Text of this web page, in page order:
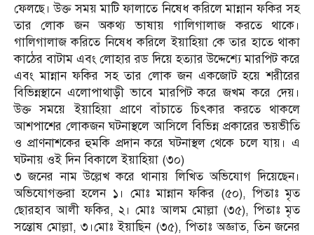
ফেলছে। উক্ত সময় মাটি ফালাতে নিষেধ করিলে মান্নান ফকির সহ
তার লোক জন অকথ্য ভাষায় গালিগালাজ করতে থাকে।
গালিগালাজ করিতে নিষেধ করিলে ইয়াহিয়া কে তার হাতে থাকা
কাঠের বাটাম এবং লোহার রড দিয়ে হত্যার উদ্দেশ্যে মারপিট করে
এবং মান্নান ফকির সহ তার লোক জন একজোট হয়ে শরীরের
বিভিন্নস্থানে এলোপাথাড়ী ভাবে মারপিট করে জখম করে দেয়।
উক্ত সময়ে ইয়াহিয়া প্রাণে বাঁচাতে চিৎকার করতে থাকলে
আশপাশের লোকজন ঘটনাস্থলে আসিলে বিভিন্ন প্রকারের ভয়ভীতি
ও প্রাণনাশকের হুমকি প্রদান করে ঘটনাস্থল থেকে চলে যায়। এ
ঘটনায় ওই দিন বিকালে ইয়াহিয়া (৩০)
৩ জনের নাম উল্লেখ করে থানায় লিখিত অভিযোগ দিয়েছেন।
অভিযোগক্তরা হলেন ১। মোঃ মান্নান ফকির (৫০), পিতাঃ মৃত
ছোরহাব আলী ফকির, ২। মোঃ আলম মোল্লা (৩৫), পিতাঃ মৃত
সন্তোষ মোল্লা, ৩।মোঃ ইয়াছিন (৩৫), পিতাঃ অজ্ঞাত, তিন জনের